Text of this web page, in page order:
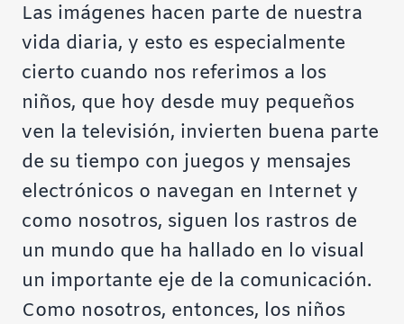
Las imágenes hacen parte de nuestra
vida diaria, y esto es especialmente
cierto cuando nos referimos a los
niños, que hoy desde muy pequeños
ven la televisión, invierten buena parte
de su tiempo con juegos y mensajes
electrónicos o navegan en Internet y
como nosotros, siguen los rastros de
un mundo que ha hallado en lo visual
un importante eje de la comunicación.
Como nosotros, entonces, los niños